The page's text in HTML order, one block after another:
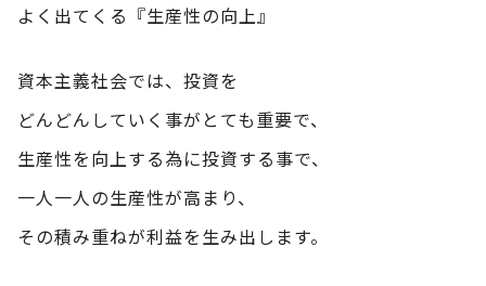
よく出てくる『生産性の向上』
資本主義社会では、投資を
どんどんしていく事がとても重要で、
生産性を向上する為に投資する事で、
一人一人の生産性が高まり、
その積み重ねが利益を生み出します。